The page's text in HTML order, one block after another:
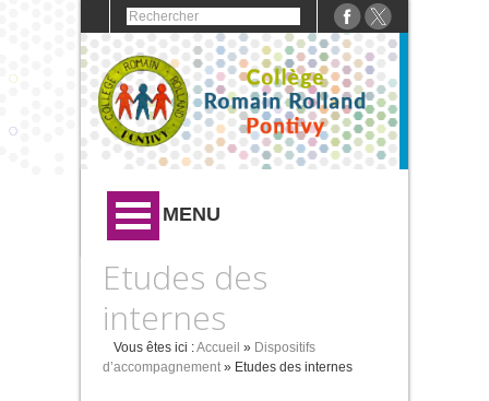
MENU
Etudes des
internes
Vous êtes ici :Accueil » Dispositifs
d’accompagnement» Etudes des internes